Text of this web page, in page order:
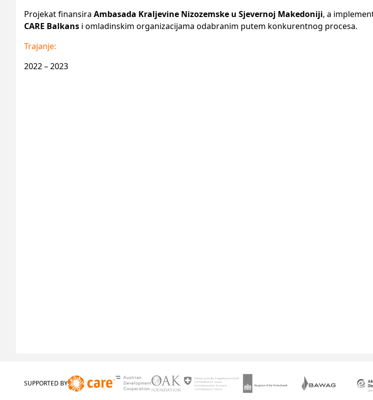
Projekat finansira Ambasada Kraljevine Nizozemske u Sjevernoj Makedoniji, a
CARE Balkans i omladinskim organizacijama odabranim putem konkurentnog procesa.
Trajanje:
2022 – 2023
SUPPORTED BY